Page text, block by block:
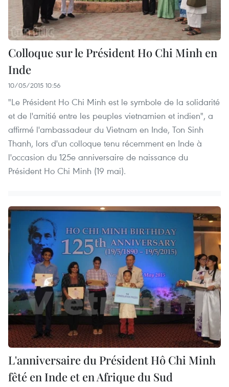
Colloque sur le Président Ho Chi Minh en
Inde
10/05/2015 10:56
"Le Président Ho Chi Minh est le symbole de la solidarité
et de l'amitié entre les peuples vietnamien et indien", a
affirmé l'ambassadeur du Vietnam en Inde, Ton Sinh
Thanh, lors d'un colloque tenu récemment en Inde à
l'occasion du 125e anniversaire de naissance du
Président Ho Chi Minh (19 mai).
L'anniversaire du Président Hô Chi Minh
fêté en Inde et en Afrique du Sud